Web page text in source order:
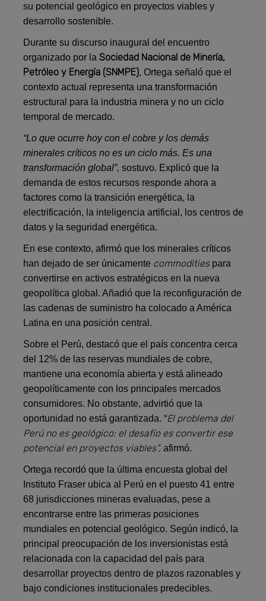
su potencial geológico en proyectos viables y
desarrollo sostenible.
Durante su discurso inaugural del encuentro
organizado por laSociedad Nacional de Minería,
Petróleo y Energía (SNMPE), Ortega señaló que el
contexto actual representa una transformación
estructural para la industria minera y no un ciclo
temporal de mercado.
“Lo que ocurre hoy con el cobre y los demás
minerales críticos no es un ciclo más. Es una
transformación global”, sostuvo. Explicó que la
demanda de estos recursos responde ahora a
factores como la transición energética, la
electrificación, la inteligencia artificial, los centros de
datos y la seguridad energética.
En ese contexto, afirmó que los minerales críticos
han dejado de ser únicamente commoditiespara
convertirse en activos estratégicos en la nueva
geopolítica global. Añadió que la reconfiguración de
las cadenas de suministro ha colocado a América
Latina en una posición central.
Sobre el Perú, destacó que el país concentra cerca
del 12% de las reservas mundiales de cobre,
mantiene una economía abierta y está alineado
geopolíticamente con los principales mercados
consumidores. No obstante, advirtió que la
oportunidad no está garantizada. “El problema del
Perú no es geológico: el desafío es convertir ese
potencial en proyectos viables”,afirmó.
Ortega recordó que la última encuesta global del
Instituto Fraser ubica al Perú en el puesto 41 entre
68 jurisdicciones mineras evaluadas, pese a
encontrarse entre las primeras posiciones
mundiales en potencial geológico. Según indicó, la
principal preocupación de los inversionistas está
relacionada con la capacidad del país para
desarrollar proyectos dentro de plazos razonables y
bajo condiciones institucionales predecibles.